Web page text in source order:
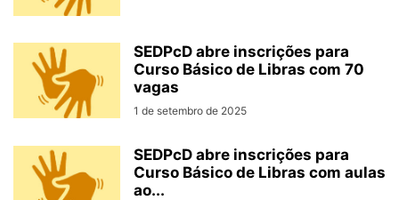
SEDPcD abre inscrições para
Curso Básico de Libras com 70
vagas
1 de setembro de 2025
SEDPcD abre inscrições para
Curso Básico de Libras com aulas
ao...